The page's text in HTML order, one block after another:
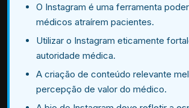
O Instagram é uma ferramenta
médicos atraírem pacientes.
Utilizar o Instagram eticamente
autoridade médica.
A criação de conteúdo relevante
percepção de valor do médico.